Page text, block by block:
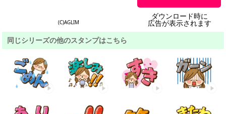
(C)AGLIM
ダウンロード時に
広告が表示されます
同じシリーズの他のスタンプはこちら